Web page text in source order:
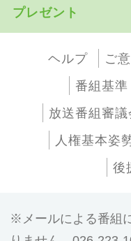
プレゼント
ヘルプ ご
番組基準
放送番組審議
人権基本姿
後
メールによる番組